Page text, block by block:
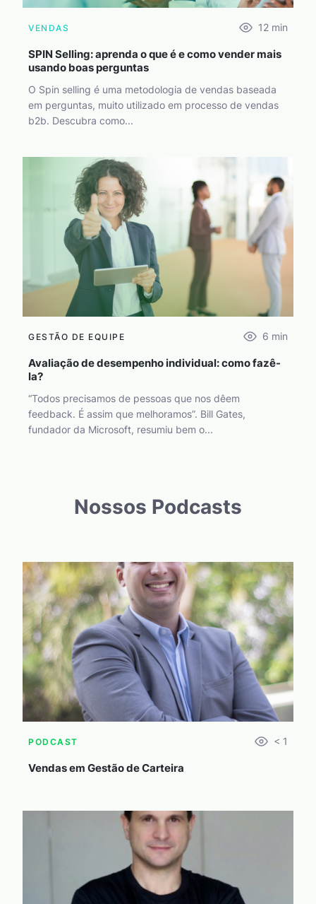
VENDAS 12 min
SPIN Selling: aprenda o que é e como vender mais
usando boas perguntas
O Spin selling é uma metodologia de vendas baseada
em perguntas, muito utilizado em processo de vendas
b2b. Descubra como...
GESTÃO DE EQUIPE 6 min
Avaliação de desempenho individual: como fazê-
la?
“Todos precisamos de pessoas que nos dêem
feedback. É assim que melhoramos”. Bill Gates,
fundador da Microsoft, resumiu bem o...
Nossos Podcasts
PODCAST < 1
Vendas em Gestão de Carteira